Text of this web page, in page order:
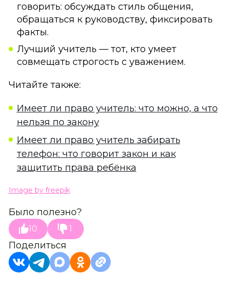
говорить: обсуждать стиль общения,
обращаться к руководству, фиксировать
факты.
Лучший учитель — тот, кто умеет
совмещать строгость с уважением.
Читайте также:
Имеет ли право учитель: что можно, а что
нельзя по закону
Имеет ли право учитель забирать
телефон: что говорит закон и как
защитить права ребёнка
Image by freepik
Было полезно?
10 1
Поделиться